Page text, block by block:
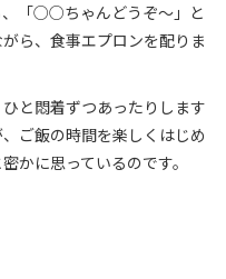
、「○○ちゃんどうぞ～」と
ら、食事エプロンを配りま
と悶着ずつあったりします
ご飯の時間を楽しくはじめ
かに思っているのです。